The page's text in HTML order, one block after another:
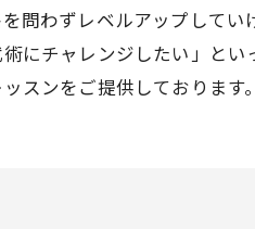
問わずレベルアップして
にチャレンジしたい」と
スンをご提供しております。